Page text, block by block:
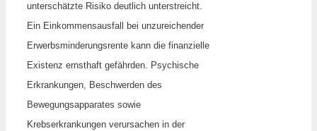
unterschätzte Risiko deutlich unterstreicht.
Ein Einkommensausfall bei unzureichender
Erwerbsminderungsrente kann die finanzielle
Existenz ernsthaft gefährden. Psychische
Erkrankungen, Beschwerden des
Bewegungsapparates sowie
Krebserkrankungen verursachen in der